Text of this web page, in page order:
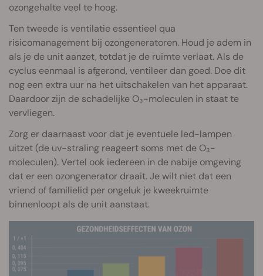
ozongehalte veel te hoog.
Ten tweede is ventilatie essentieel qua
risicomanagement bij ozongeneratoren. Houd je adem in
als je de unit aanzet, totdat je de ruimte verlaat. Als de
cyclus eenmaal is afgerond, ventileer dan goed. Doe dit
nog een extra uur na het uitschakelen van het apparaat.
Daardoor zijn de schadelijke O₃-moleculen in staat te
vervliegen.
Zorg er daarnaast voor dat je eventuele led-lampen
uitzet (de uv-straling reageert soms met de O₃-
moleculen). Vertel ook iedereen in de nabije omgeving
dat er een ozongenerator draait. Je wilt niet dat een
vriend of familielid per ongeluk je kweekruimte
binnenloopt als de unit aanstaat.